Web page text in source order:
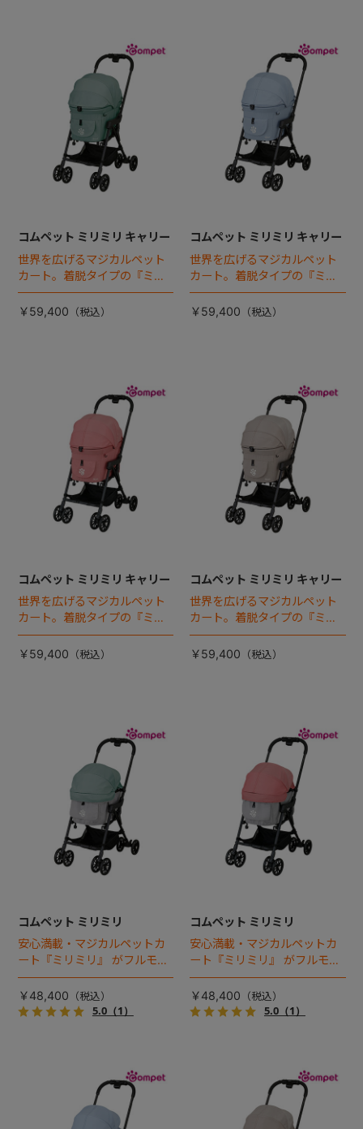
コムペット ミリミリ キャリー
世界を広げるマジカルペット
カート。着脱タイプの『ミリ
ミリEG』 がフルモデルチェン
ジ 。新機能「マジカルフォー
￥59,400
コムペット ミリミリ キャリー
世界を広げるマジカルペット
カート。着脱タイプの『ミリ
ミリEG』 がフルモデルチェン
ジ 。新機能「マジカルフォー
￥59,400
コムペット ミリミリ キャリー
世界を広げるマジカルペット
カート。着脱タイプの『ミリ
ミリEG』 がフルモデルチェン
ジ 。新機能「マジカルフォー
￥59,400
コムペット ミリミリ キャリー
世界を広げるマジカルペット
カート。着脱タイプの『ミリ
ミリEG』 がフルモデルチェン
ジ 。新機能「マジカルフォー
￥59,400
コムペット ミリミリ
安心満載・マジカルペットカ
ート『ミリミリ』 がフルモデ
ルチェンジ。 新機能「マジカ
ルフォールディング」搭載
￥48,400
5.0（1）
コムペット ミリミリ
安心満載・マジカルペットカ
ート『ミリミリ』 がフルモデ
ルチェンジ。 新機能「マジカ
ルフォールディング」搭載
￥48,400
5.0（1）